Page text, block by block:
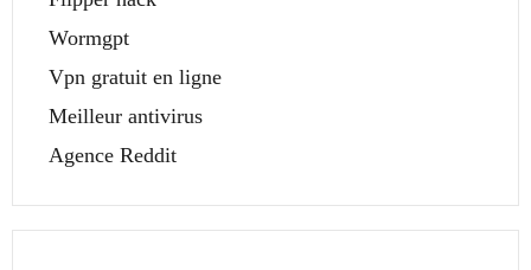
Wormgpt
Vpn gratuit en ligne
Meilleur antivirus
Agence Reddit